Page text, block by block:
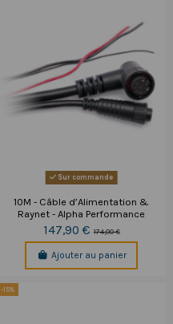
Sur commande
10M - Câble d’Alimentation &
Raynet - Alpha Performance
147,90 €174,00 €
Ajouter au panier
-15%